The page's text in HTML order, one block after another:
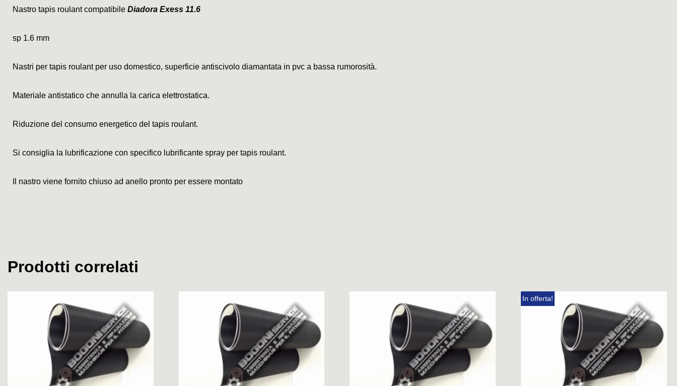
Nastro tapis roulant compatibile Diadora Exess 11.6
sp 1.6 mm
Nastri per tapis roulant per uso domestico, superficie antiscivolo diamantata in pvc a bassa rumorosità.
Materiale antistatico che annulla la carica elettrostatica.
Riduzione del consumo energetico del tapis roulant.
Si consiglia la lubrificazione con specifico lubrificante spray per tapis roulant.
Il nastro viene fornito chiuso ad anello pronto per essere montato
Prodotti correlati
In offerta!